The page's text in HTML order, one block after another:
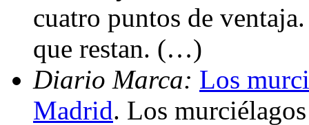
cuatro puntos de
que restan. (…)
Diario Marca: Los
Madrid. Los